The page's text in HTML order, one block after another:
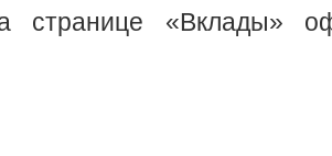
странице «Вклады»